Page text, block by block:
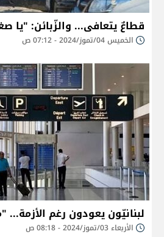
قطاعٌ يتعافى... والزّبائن: "يا
الخميس 04/تموز/2024 - 07:12 ص
لبنانيّون يعودون رغم
الأربعاء 03/تموز/2024 - 08:18 ص